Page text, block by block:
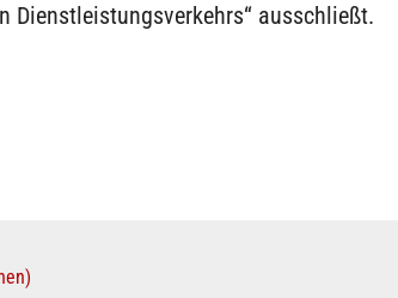
Dienstleistungsverkehrs“ ausschließt.